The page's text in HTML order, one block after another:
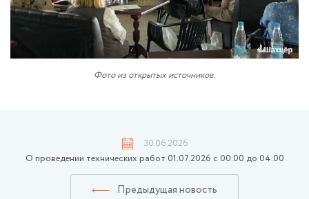
Фото из открытых источников.
30.06.2026
О проведении технических работ 01.07.2026 с 00:00 до 04:00
Предыдущая новость